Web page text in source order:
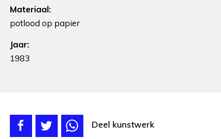
Materiaal:
potlood op papier
Jaar:
1983
Deel kunstwerk